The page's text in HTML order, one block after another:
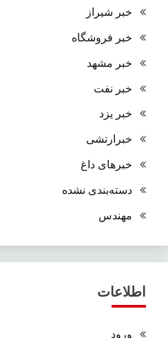
خبر شیراز
خبر فروشگاه
خبر مشهد
خبر نفت
خبر یزد
خبرارتشی
خبرهای داغ
دسته‌بندی نشده
مهندس
اطلاعات
ورود